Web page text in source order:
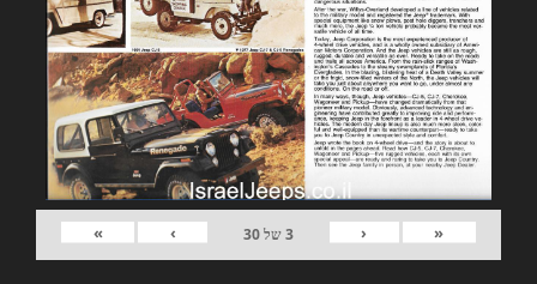
«
‹
3של30
›
»